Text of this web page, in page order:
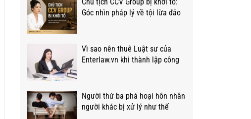
Góc nhìn pháp lý về tội lừa đảo
Vì sao nên thuê Luật sư của
Enterlaw.vn khi thành lập công
Người thứ ba phá hoại hôn nhân
người khác bị xử lý như thế